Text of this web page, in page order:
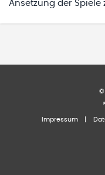
Ansetzung der Spiele
©
Impressum